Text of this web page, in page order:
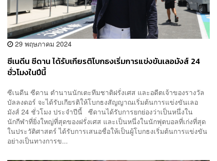
29 พฤษภาคม 2024
ซีเนดีน ซีดาน ได้รับเกียรติโบกธงเริ่มการแข่งขันเลอมังส์ 24
ชั่วโมงในปีนี้
ซีเนดีน ซีดาน ตำนานนักเตะทีมชาติฝรั่งเศส และอดีตเจ้าของรางวัล
บัลลงดอร์ จะได้รับเกียรติให้โบกธงสัญญาณเริ่มต้นการแข่งขันเลอ
มังส์ 24 ชั่วโมง ประจำปีนี้ ซีดานได้รับการยกย่องว่าเป็นหนึ่งใน
นักกีฬาที่ยิ่งใหญ่ที่สุดของฝรั่งเศส และเป็นหนึ่งในนักฟุตบอลที่เก่งที่สุด
ในประวัติศาสตร์ ได้รับการเสนอชื่อให้เป็นผู้โบกธงเริ่มต้นการแข่งขัน
อย่างเป็นทางการข...